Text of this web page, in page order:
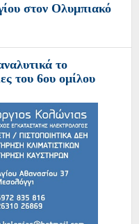
στον Ολυμπιακό
το
του 6ου ομίλου